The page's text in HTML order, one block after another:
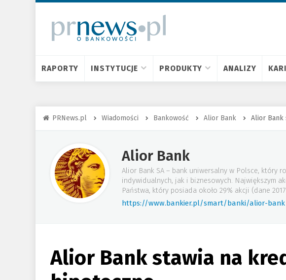
RAPORTY INSTYTUCJE PRODUKTY ANALIZY
PRNews.pl Wiadomości Bankowość Alior Bank Alior Bank
Alior Bank
Alior Bank SA – bank uniwersalny w Polsce, który
indywidualnych, jak i biznesowych. Największym
Państwa, który posiada około 29% akcji (dane 2017
https://www.bankier.pl/smart/banki/alior-bank
Alior Bank stawia na